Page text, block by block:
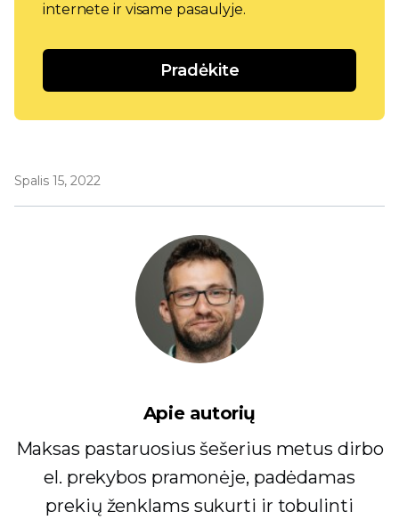
internete ir visame pasaulyje.
Pradėkite
Spalis 15, 2022
Apie autorių
Maksas pastaruosius šešerius metus dirbo
el. prekybos pramonėje, padėdamas
prekių ženklams sukurti ir tobulinti